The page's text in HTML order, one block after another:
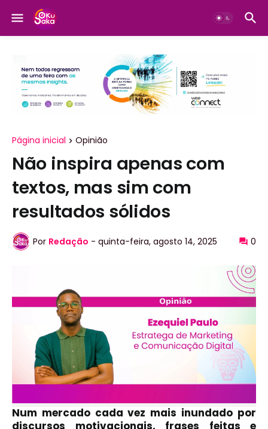
Página inicial Opinião
Não inspira apenas com
textos, mas sim com
resultados sólidos
Por Redação - quinta-feira, agosto 14, 2025 0
Num mercado cada vez mais inundado por
discursos motivacionais, frases feitas e